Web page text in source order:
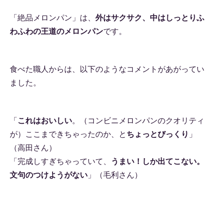
「絶品メロンパン」は、 外はサクサク、中はしっとりふ
わふわの王道のメロンパンです。
食べた職人からは、以下のようなコメントがあがってい
ました。
「 これはおいしい。（コンビニメロンパンのクオリティ
が）ここまできちゃったのか、と ちょっとびっくり 」
（高田さん）
「完成しすぎちゃっていて、
うまい！しか出てこない。
文句のつけようがない 」（毛利さん）